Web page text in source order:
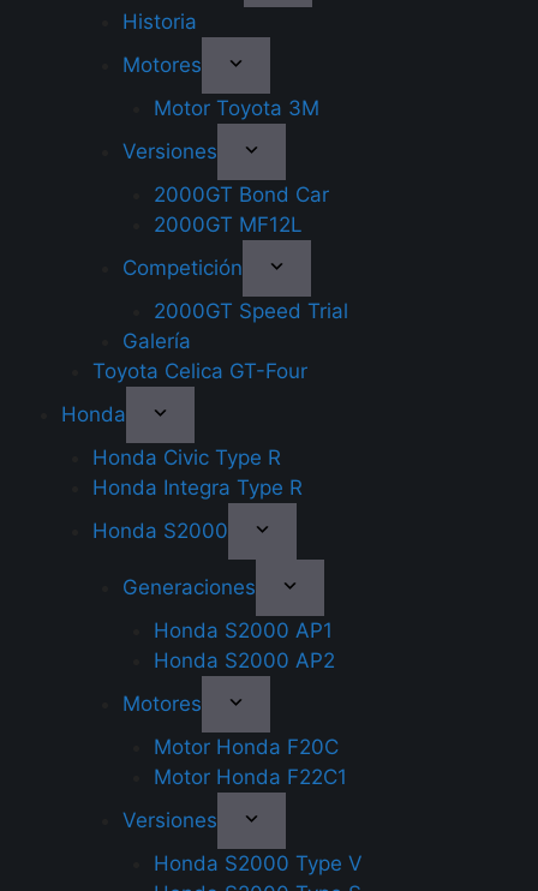
Historia
Motores
Motor Toyota 3M
Versiones
2000GT Bond Car
2000GT MF12L
Competición
2000GT Speed Trial
Galería
Toyota Celica GT-Four
Honda
Honda Civic Type R
Honda Integra Type R
Honda S2000
Generaciones
Honda S2000 AP1
Honda S2000 AP2
Motores
Motor Honda F20C
Motor Honda F22C1
Versiones
Honda S2000 Type V